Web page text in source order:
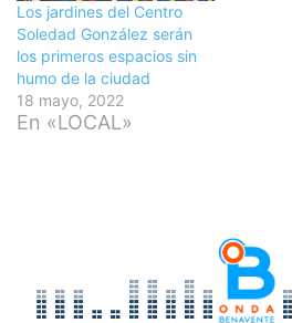
Los jardines del Centro
Soledad González serán
los primeros espacios sin
humo de la ciudad
18 mayo, 2022
En «LOCAL»